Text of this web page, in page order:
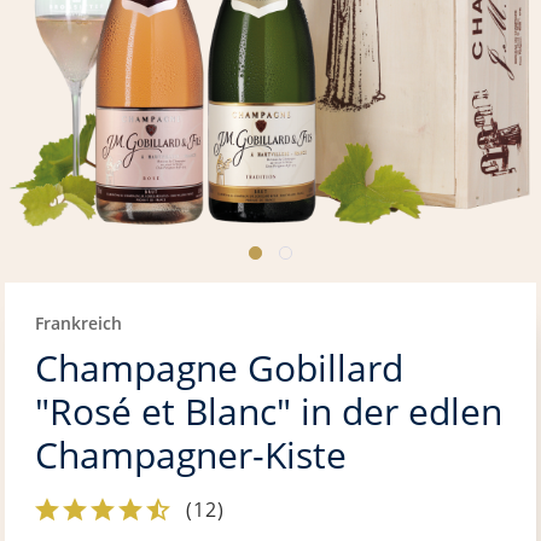
Frankreich
Champagne Gobillard
"Rosé et Blanc" in der edlen
Champagner-Kiste
(12)